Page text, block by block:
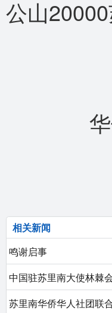
公山
相关新闻
鸣谢启事
中国驻苏里南大使林棘